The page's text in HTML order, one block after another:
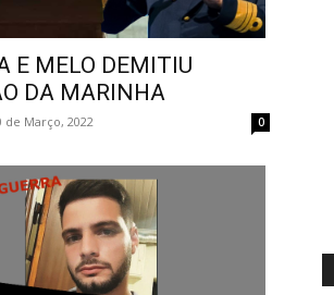
E MELO DEMITIU
DA MARINHA
de Março, 2022 0